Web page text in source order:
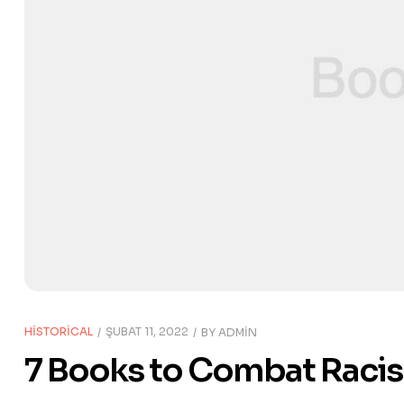
HISTORICAL ŞUBAT 11, 2022 BY ADMIN
7 Books to Combat